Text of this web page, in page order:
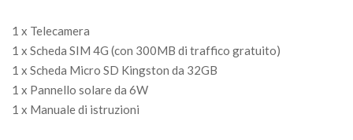
1 x Telecamera
1 x Scheda SIM 4G (con 300MB di traffico gratuito)
1 x Scheda Micro SD Kingston da 32GB
1 x Pannello solare da 6W
1 x Manuale di istruzioni